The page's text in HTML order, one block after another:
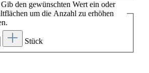
den gewünschten Wert ein oder
um die Anzahl zu erhöhen
Stück